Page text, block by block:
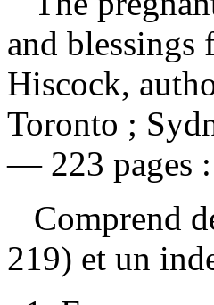
and blessings
Hiscock,
Toronto ;
— 223 pages
Comprend
219) et un